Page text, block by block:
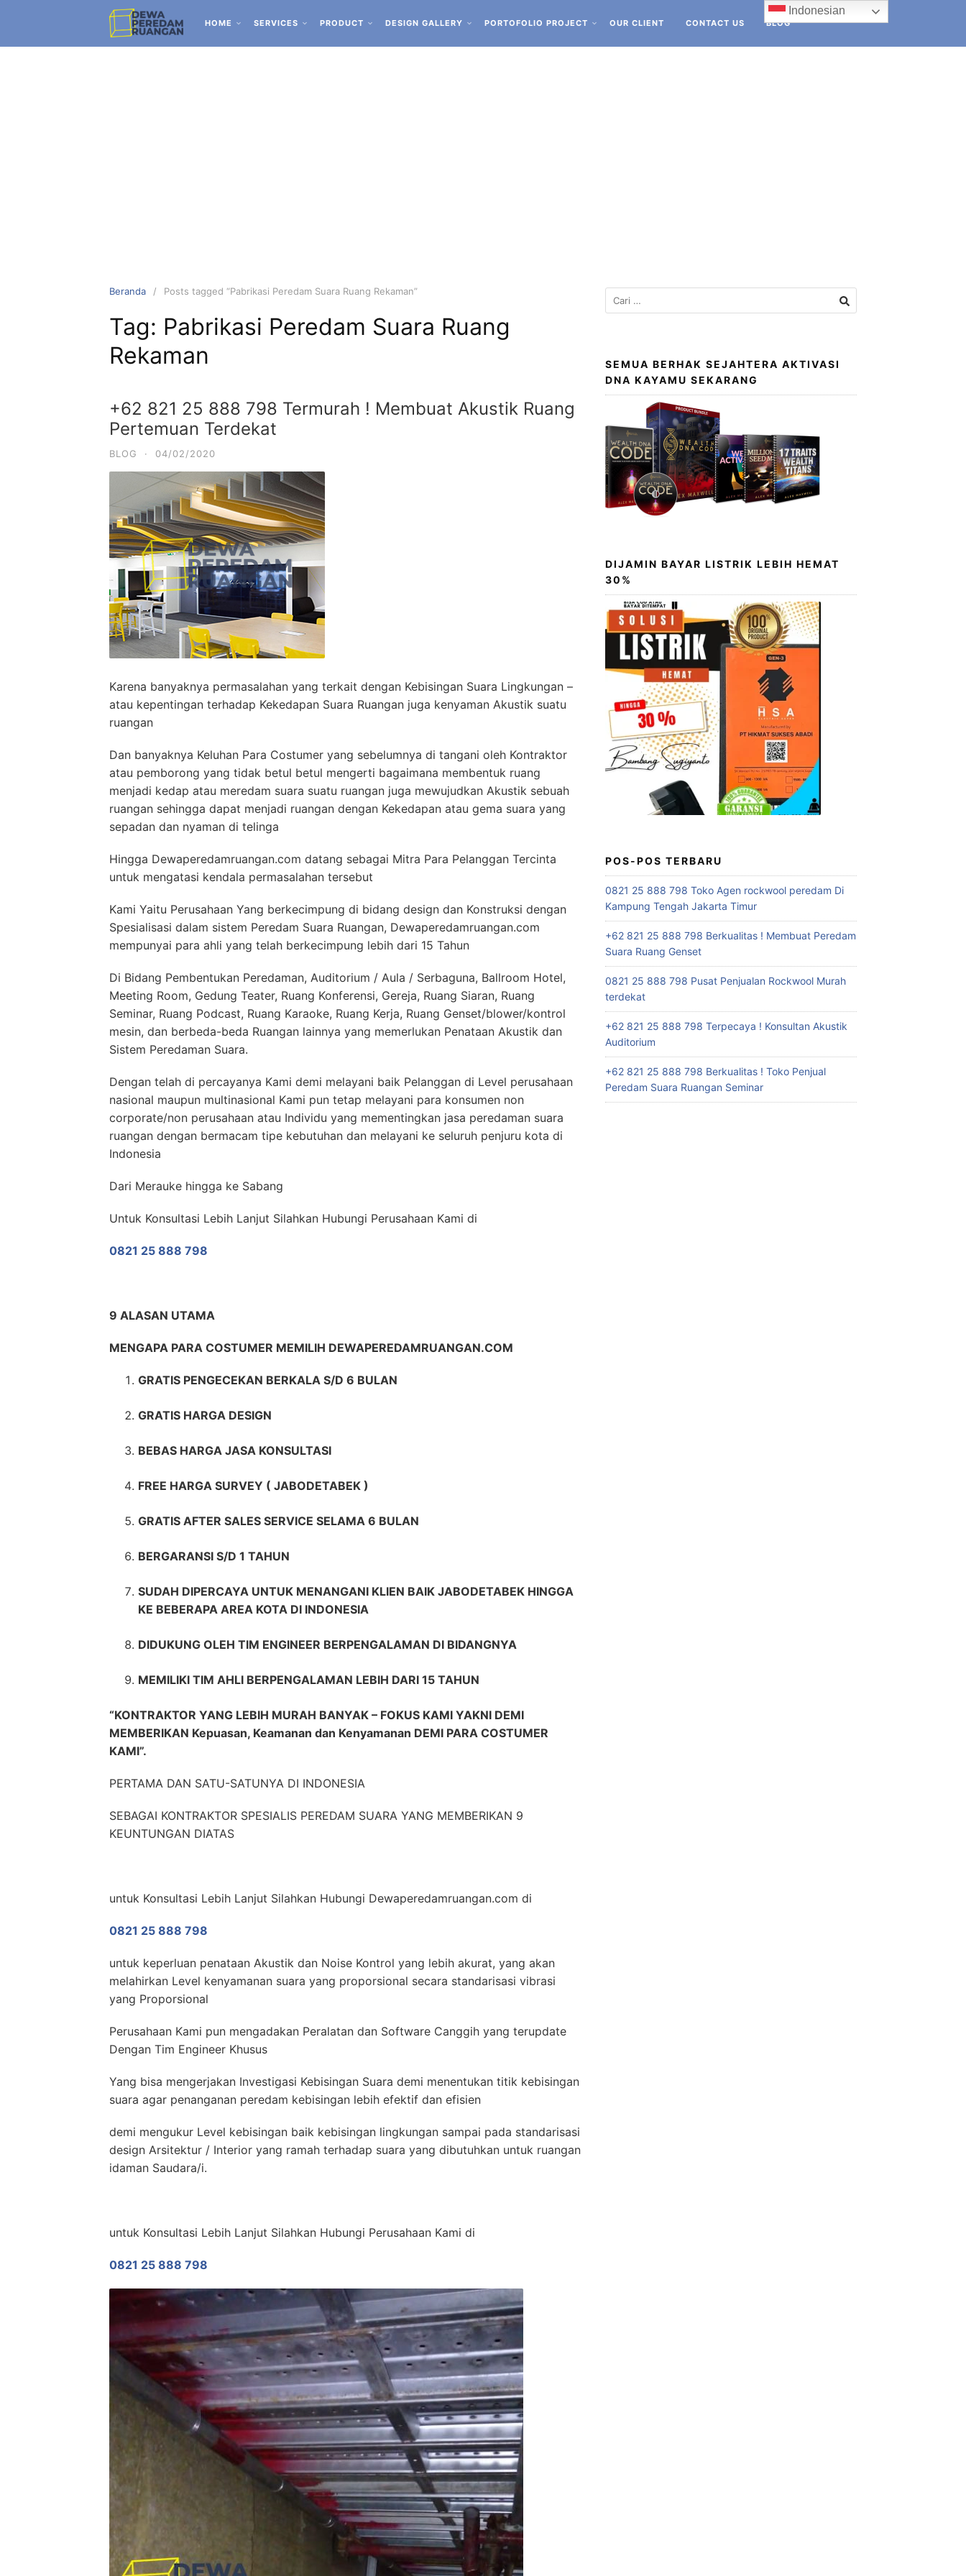
HOME SERVICES PRODUCT DESIGN GALLERY PORTOFOLIO PROJECT OUR CLIENT CONTACT US BLOG
Beranda Posts tagged “Pabrikasi Peredam Suara Ruang Rekaman”
Tag: Pabrikasi Peredam Suara Ruang
Rekaman
+62 821 25 888 798 Termurah ! Membuat Akustik Ruang
Pertemuan Terdekat
BLOG · 04/02/2020
Karena banyaknya permasalahan yang terkait dengan Kebisingan Suara Lingkungan –
atau kepentingan terhadap Kekedapan Suara Ruangan juga kenyaman Akustik suatu
ruangan
Dan banyaknya Keluhan Para Costumer yang sebelumnya di tangani oleh Kontraktor
atau pemborong yang tidak betul betul mengerti bagaimana membentuk ruang
menjadi kedap atau meredam suara suatu ruangan juga mewujudkan Akustik sebuah
ruangan sehingga dapat menjadi ruangan dengan Kekedapan atau gema suara yang
sepadan dan nyaman di telinga
Hingga Dewaperedamruangan.com datang sebagai Mitra Para Pelanggan Tercinta
untuk mengatasi kendala permasalahan tersebut
Kami Yaitu Perusahaan Yang berkecimpung di bidang design dan Konstruksi dengan
Spesialisasi dalam sistem Peredam Suara Ruangan, Dewaperedamruangan.com
mempunyai para ahli yang telah berkecimpung lebih dari 15 Tahun
Di Bidang Pembentukan Peredaman, Auditorium / Aula / Serbaguna, Ballroom Hotel,
Meeting Room, Gedung Teater, Ruang Konferensi, Gereja, Ruang Siaran, Ruang
Seminar, Ruang Podcast, Ruang Karaoke, Ruang Kerja, Ruang Genset/blower/kontrol
mesin, dan berbeda-beda Ruangan lainnya yang memerlukan Penataan Akustik dan
Sistem Peredaman Suara.
Dengan telah di percayanya Kami demi melayani baik Pelanggan di Level perusahaan
nasional maupun multinasional Kami pun tetap melayani para konsumen non
corporate/non perusahaan atau Individu yang mementingkan jasa peredaman suara
ruangan dengan bermacam tipe kebutuhan dan melayani ke seluruh penjuru kota di
Indonesia
Dari Merauke hingga ke Sabang
Untuk Konsultasi Lebih Lanjut Silahkan Hubungi Perusahaan Kami di
0821 25 888 798
9 ALASAN UTAMA
MENGAPA PARA COSTUMER MEMILIH DEWAPEREDAMRUANGAN.COM
GRATIS PENGECEKAN BERKALA S/D 6 BULAN
GRATIS HARGA DESIGN
BEBAS HARGA JASA KONSULTASI
FREE HARGA SURVEY ( JABODETABEK )
GRATIS AFTER SALES SERVICE SELAMA 6 BULAN
BERGARANSI S/D 1 TAHUN
SUDAH DIPERCAYA UNTUK MENANGANI KLIEN BAIK JABODETABEK HINGGA
KE BEBERAPA AREA KOTA DI INDONESIA
DIDUKUNG OLEH TIM ENGINEER BERPENGALAMAN DI BIDANGNYA
MEMILIKI TIM AHLI BERPENGALAMAN LEBIH DARI 15 TAHUN
“KONTRAKTOR YANG LEBIH MURAH BANYAK – FOKUS KAMI YAKNI DEMI
MEMBERIKAN Kepuasan, Keamanan dan Kenyamanan DEMI PARA COSTUMER
KAMI”.
PERTAMA DAN SATU-SATUNYA DI INDONESIA
SEBAGAI KONTRAKTOR SPESIALIS PEREDAM SUARA YANG MEMBERIKAN 9
KEUNTUNGAN DIATAS
untuk Konsultasi Lebih Lanjut Silahkan Hubungi Dewaperedamruangan.com di
0821 25 888 798
untuk keperluan penataan Akustik dan Noise Kontrol yang lebih akurat, yang akan
melahirkan Level kenyamanan suara yang proporsional secara standarisasi vibrasi
yang Proporsional
Perusahaan Kami pun mengadakan Peralatan dan Software Canggih yang terupdate
Dengan Tim Engineer Khusus
Yang bisa mengerjakan Investigasi Kebisingan Suara demi menentukan titik kebisingan
suara agar penanganan peredam kebisingan lebih efektif dan efisien
demi mengukur Level kebisingan baik kebisingan lingkungan sampai pada standarisasi
design Arsitektur / Interior yang ramah terhadap suara yang dibutuhkan untuk ruangan
idaman Saudara/i.
untuk Konsultasi Lebih Lanjut Silahkan Hubungi Perusahaan Kami di
0821 25 888 798
SEMUA BERHAK SEJAHTERA AKTIVASI
DNA KAYAMU SEKARANG
DIJAMIN BAYAR LISTRIK LEBIH HEMAT
30%
POS-POS TERBARU
0821 25 888 798 Toko Agen rockwool peredam Di
Kampung Tengah Jakarta Timur
+62 821 25 888 798 Berkualitas ! Membuat Peredam
Suara Ruang Genset
0821 25 888 798 Pusat Penjualan Rockwool Murah
terdekat
+62 821 25 888 798 Terpecaya ! Konsultan Akustik
Auditorium
+62 821 25 888 798 Berkualitas ! Toko Penjual
Peredam Suara Ruangan Seminar
Indonesian